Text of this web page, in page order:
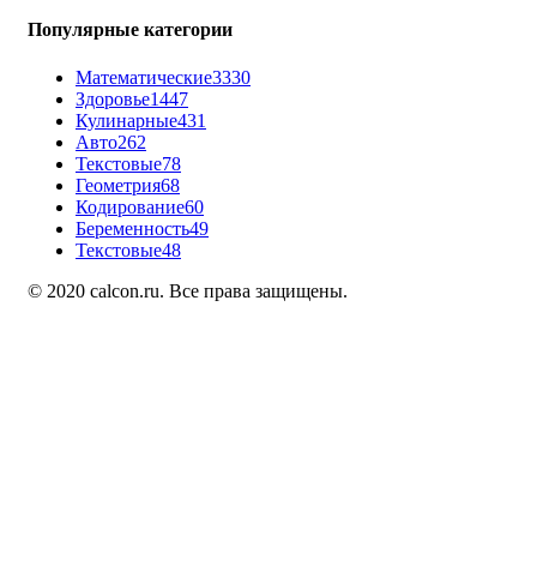
Популярные категории
Математические3330
Здоровье1447
Кулинарные431
Авто262
Текстовые78
Геометрия68
Кодирование60
Беременность49
Текстовые48
© 2020 calcon.ru. Все права защищены.